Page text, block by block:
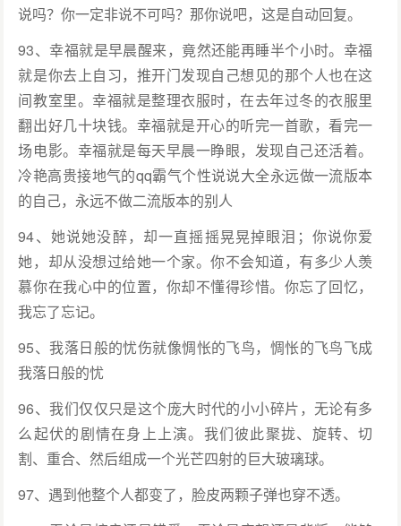
说吗？你一定非说不可吗？那你说吧，这是自动回复。
93、幸福就是早晨醒来，竟然还能再睡半个小时。幸福
就是你去上自习，推开门发现自己想见的那个人也在这
间教室里。幸福就是整理衣服时，在去年过冬的衣服里
翻出好几十块钱。幸福就是开心的听完一首歌，看完一
场电影。幸福就是每天早晨一睁眼，发现自己还活着。
冷艳高贵接地气的qq霸气个性说说大全永远做一流版本
的自己，永远不做二流版本的别人
94、她说她没醉，却一直摇摇晃晃掉眼泪；你说你爱
她，却从没想过给她一个家。你不会知道，有多少人羡
慕你在我心中的位置，你却不懂得珍惜。你忘了回忆，
我忘了忘记。
95、我落日般的忧伤就像惆怅的飞鸟，惆怅的飞鸟飞成
我落日般的忧
96、我们仅仅只是这个庞大时代的小小碎片，无论有多
么起伏的剧情在身上上演。我们彼此聚拢、旋转、切
割、重合、然后组成一个光芒四射的巨大玻璃球。
97、遇到他整个人都变了，脸皮两颗子弹也穿不透。